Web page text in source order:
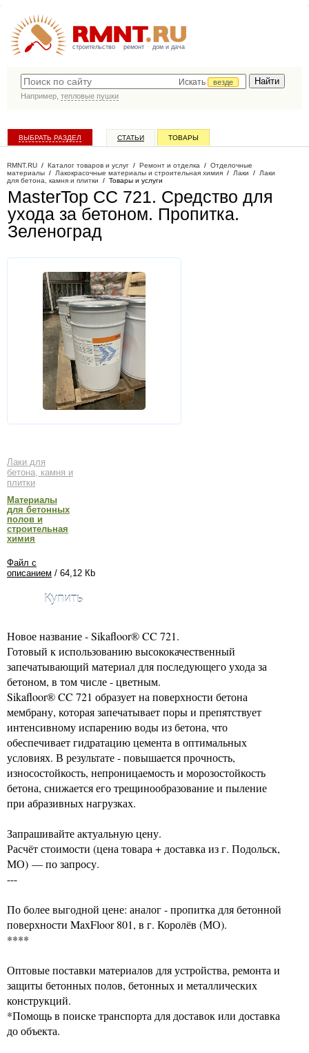
строительство ремонт дом и дача
Искать
везде
Например, тепловые пушки
ВЫБРАТЬ РАЗДЕЛ СТАТЬИ ТОВАРЫ
RMNT.RU / Каталог товаров и услуг / Ремонт и отделка / Отделочные
материалы / Лакокрасочные материалы и строительная химия / Лаки / Лаки
для бетона, камня и плитки / Товары и услуги
MasterTop CС 721. Средство для
ухода за бетоном. Пропитка.
Зеленоград
Лаки для
бетона, камня и
плитки
Материалы
для бетонных
полов и
строительная
химия
Файл с
описанием / 64,12 Кb
Купить
Новое название - Sikafloor® CC 721.
Готовый к использованию высококачественный
запечатывающий материал для последующего ухода за
бетоном, в том числе - цветным.
Sikafloor® CC 721 образует на поверхности бетона
мембрану, которая запечатывает поры и препятствует
интенсивному испарению воды из бетона, что
обеспечивает гидратацию цемента в оптимальных
условиях. В результате - повышается прочность,
износостойкость, непроницаемость и морозостойкость
бетона, снижается его трещинообразование и пыление
при абразивных нагрузках.
Запрашивайте актуальную цену.
Расчёт стоимости (цена товара + доставка из г. Подольск,
МО) — по запросу.
---
По более выгодной цене: аналог - пропитка для бетонной
поверхности MaxFloor 801, в г. Королёв (МО).
****
Оптовые поставки материалов для устройства, ремонта и
защиты бетонных полов, бетонных и металлических
конструкций.
*Помощь в поиске транспорта для доставок или доставка
до объекта.